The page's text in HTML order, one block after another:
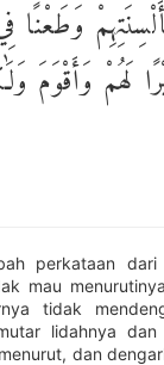
وَطَعْنًا
لَهُمْ وَأَقْوَمَ
perkataan
mau
tidak
lidahnya
dan